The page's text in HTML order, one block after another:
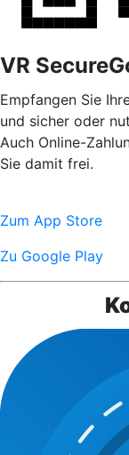
VR
Empfangen Sie
und sicher oder
Auch Online-
Sie damit frei.
Zum App Store
Zu Google Play